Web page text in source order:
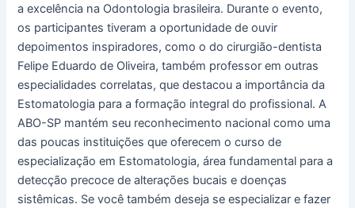
a excelência na Odontologia brasileira. Durante o evento,
os participantes tiveram a oportunidade de ouvir
depoimentos inspiradores, como o do cirurgião-dentista
Felipe Eduardo de Oliveira, também professor em outras
especialidades correlatas, que destacou a importância da
Estomatologia para a formação integral do profissional. A
ABO-SP mantém seu reconhecimento nacional como uma
das poucas instituições que oferecem o curso de
especialização em Estomatologia, área fundamental para a
detecção precoce de alterações bucais e doenças
sistêmicas. Se você também deseja se especializar e fazer